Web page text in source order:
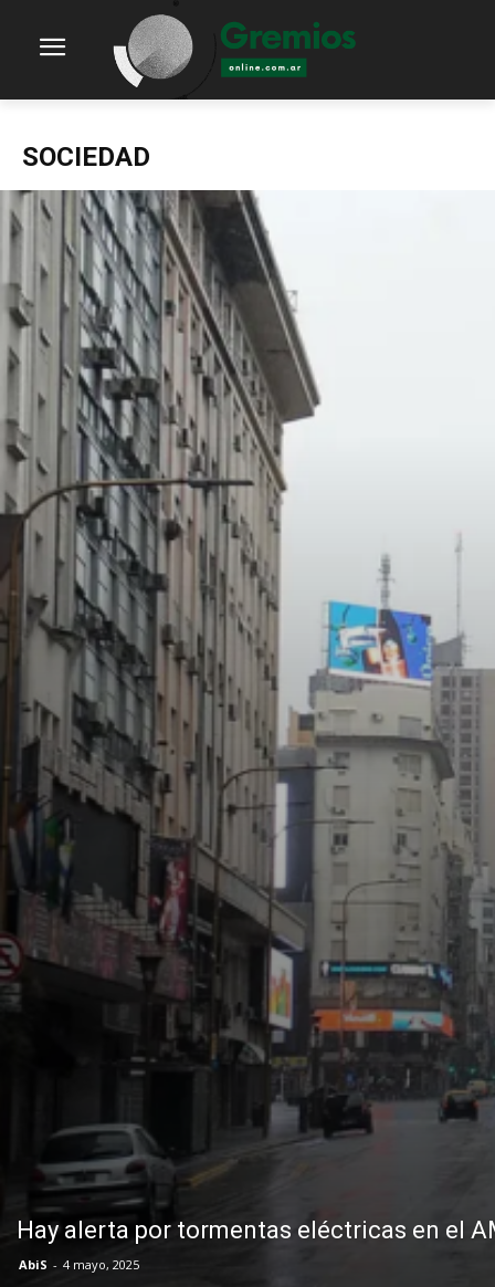
SOCIEDAD
Hay alerta por tormentas eléctricas en el
AbiS - 4 mayo, 2025